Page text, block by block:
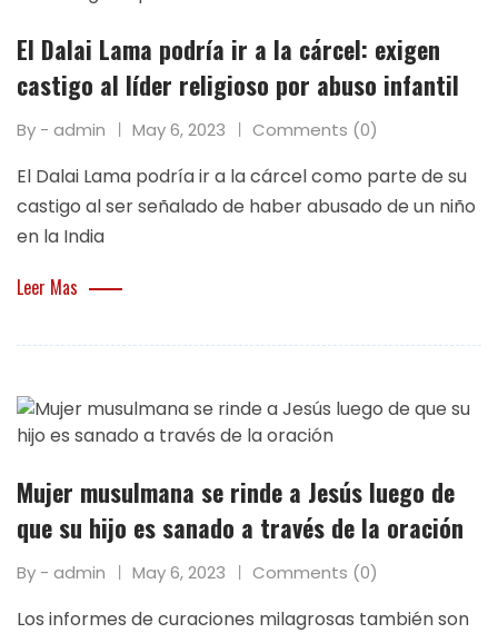
El Dalai Lama podría ir a la cárcel: exigen
castigo al líder religioso por abuso infantil
By - admin May 6, 2023 Comments (0)
El Dalai Lama podría ir a la cárcel como parte de su
castigo al ser señalado de haber abusado de un niño
en la India
Leer Mas
Mujer musulmana se rinde a Jesús luego de
que su hijo es sanado a través de la oración
By - admin May 6, 2023 Comments (0)
Los informes de curaciones milagrosas también son